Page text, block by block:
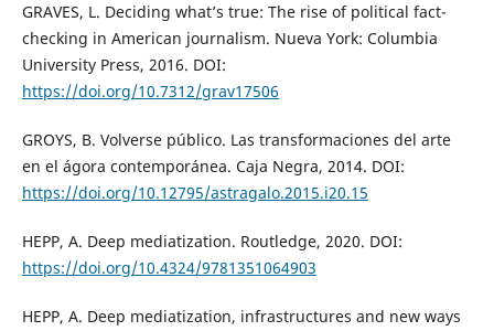
GRAVES, L. Deciding what’s true: The rise of political fact-
checking in American journalism. Nueva York: Columbia
University Press, 2016. DOI:
https://doi.org/10.7312/grav17506
GROYS, B. Volverse público. Las transformaciones del arte
en el ágora contemporánea. Caja Negra, 2014. DOI:
https://doi.org/10.12795/astragalo.2015.i20.15
HEPP, A. Deep mediatization. Routledge, 2020. DOI:
https://doi.org/10.4324/9781351064903
HEPP, A. Deep mediatization, infrastructures and new ways